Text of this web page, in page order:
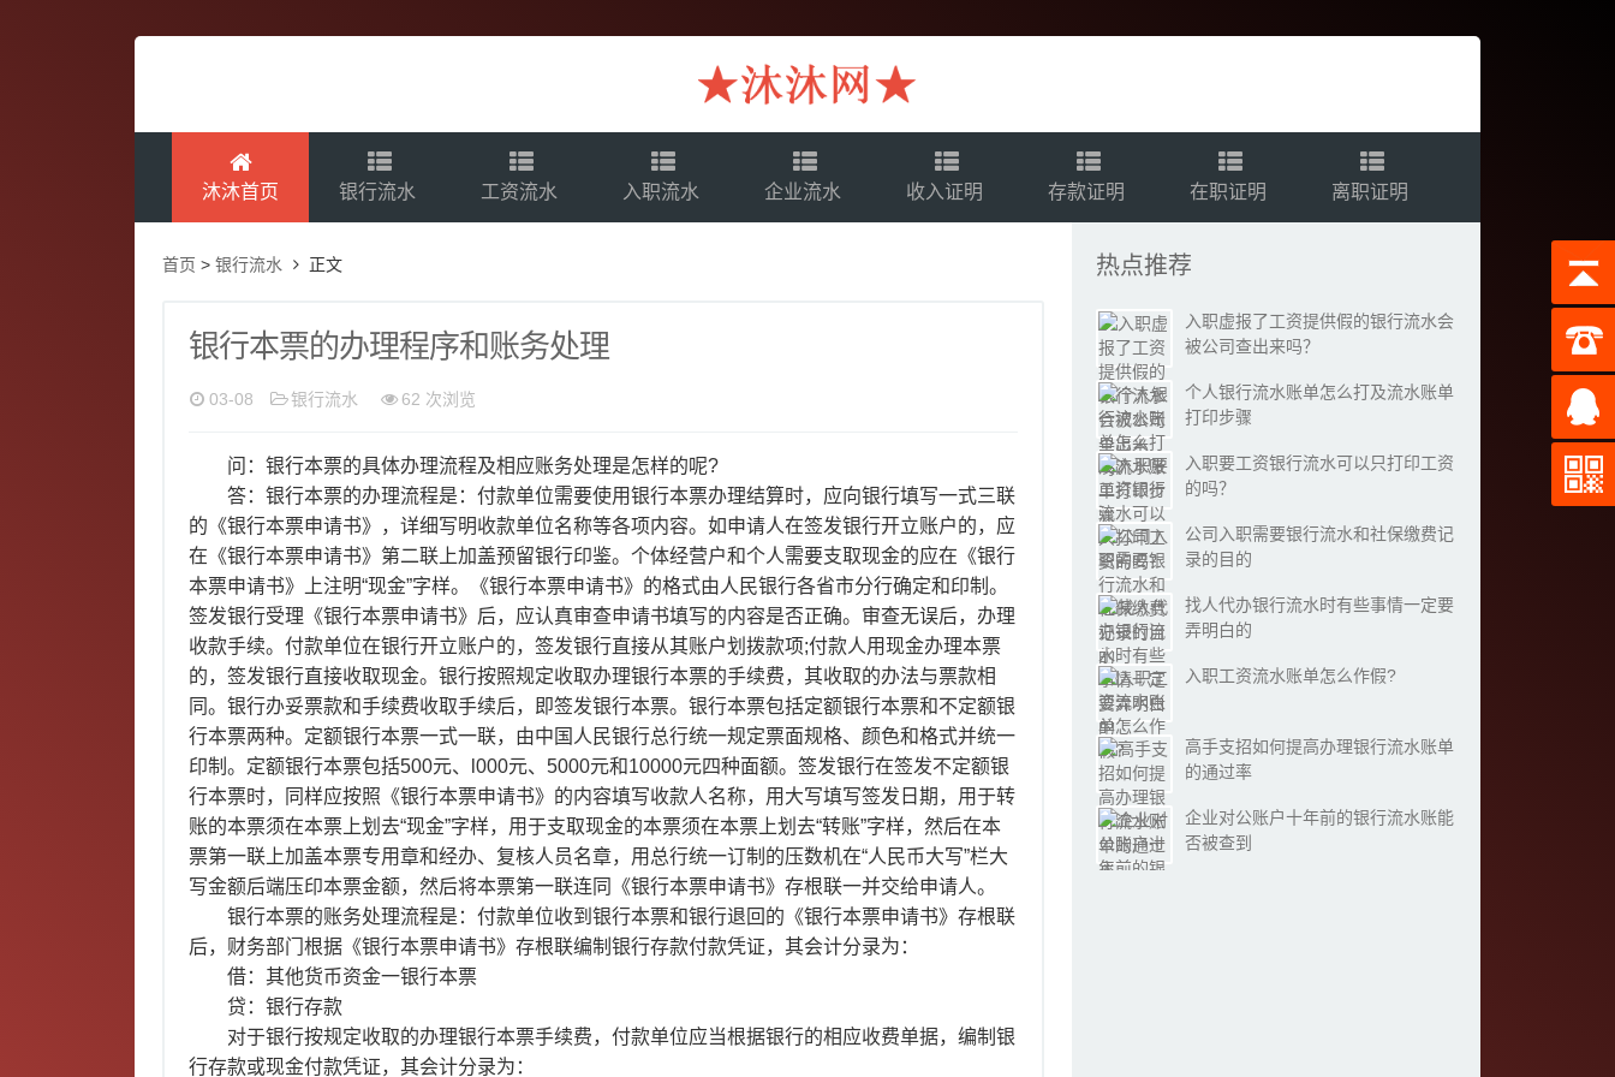
沐沐首页 银行流水 工资流水 入职流水 企业流水 收入证明 存款证明 在职证明 离职证明
首页 >银行流水 正文
银行本票的办理程序和账务处理
03-08 银行流水 62 次浏览
问：银行本票的具体办理流程及相应账务处理是怎样的呢?
答：银行本票的办理流程是：付款单位需要使用银行本票办理结算时，应向银行填写一式三联
的《银行本票申请书》，详细写明收款单位名称等各项内容。如申请人在签发银行开立账户的，应
在《银行本票申请书》第二联上加盖预留银行印鉴。个体经营户和个人需要支取现金的应在《银行
本票申请书》上注明“现金”字样。《银行本票申请书》的格式由人民银行各省市分行确定和印制。
签发银行受理《银行本票申请书》后，应认真审查申请书填写的内容是否正确。审查无误后，办理
收款手续。付款单位在银行开立账户的，签发银行直接从其账户划拨款项;付款人用现金办理本票
的，签发银行直接收取现金。银行按照规定收取办理银行本票的手续费，其收取的办法与票款相
同。银行办妥票款和手续费收取手续后，即签发银行本票。银行本票包括定额银行本票和不定额银
行本票两种。定额银行本票一式一联，由中国人民银行总行统一规定票面规格、颜色和格式并统一
印制。定额银行本票包括500元、l000元、5000元和10000元四种面额。签发银行在签发不定额银
行本票时，同样应按照《银行本票申请书》的内容填写收款人名称，用大写填写签发日期，用于转
账的本票须在本票上划去“现金”字样，用于支取现金的本票须在本票上划去“转账”字样，然后在本
票第一联上加盖本票专用章和经办、复核人员名章，用总行统一订制的压数机在“人民币大写”栏大
写金额后端压印本票金额，然后将本票第一联连同《银行本票申请书》存根联一并交给申请人。
银行本票的账务处理流程是：付款单位收到银行本票和银行退回的《银行本票申请书》存根联
后，财务部门根据《银行本票申请书》存根联编制银行存款付款凭证，其会计分录为：
借：其他货币资金一银行本票
贷：银行存款
对于银行按规定收取的办理银行本票手续费，付款单位应当根据银行的相应收费单据，编制银
行存款或现金付款凭证，其会计分录为：
热点推荐
入职虚报了工资提供假的银行流水会
被公司查出来吗？
个人银行流水账单怎么打及流水账单
打印步骤
入职要工资银行流水可以只打印工资
的吗？
公司入职需要银行流水和社保缴费记
录的目的
找人代办银行流水时有些事情一定要
弄明白的
入职工资流水账单怎么作假?
高手支招如何提高办理银行流水账单
的通过率
企业对公账户十年前的银行流水账能
否被查到